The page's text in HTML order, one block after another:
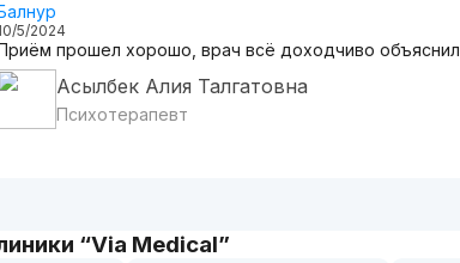
5/2024
прошел хорошо, врач всё доходчиво объяснил
Асылбек Алия Талгатовна
Психотерапевт
“Via Medical”